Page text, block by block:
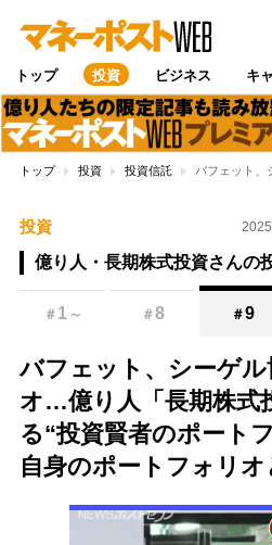
トップ 投資 ビジネス キ
トップ 投資 投資信託 バフェット、
投資
億り人・長期株式投資さんの
＃ 1 ～ ＃8 ＃9
バフェット、シーゲル
オ…億り人「長期株式
る“投資賢者のポート
自身のポートフォリ